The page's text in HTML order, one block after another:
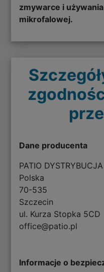
zmywarce i
mikrofalowej.
Dane producenta
PATIO
Polska
70-535
Szczecin
ul. Kurza Stopka 5CD
office@patio.pl
Informacje o